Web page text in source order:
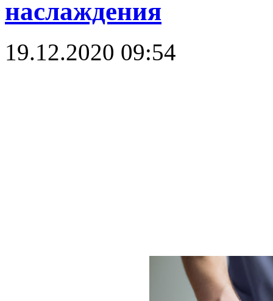
наслаждения
19.12.2020 09:54